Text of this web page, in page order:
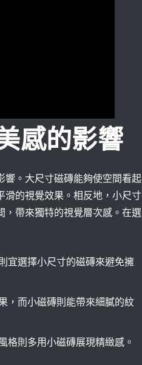
感的影響
響。大尺寸磁磚能夠使空間看起
滑的視覺效果。相反地，小尺寸
，帶來獨特的視覺層次感。在選
宜選擇小尺寸的磁磚來避免擁
，而小磁磚則能帶來細膩的紋
格則多用小磁磚展現精緻感。